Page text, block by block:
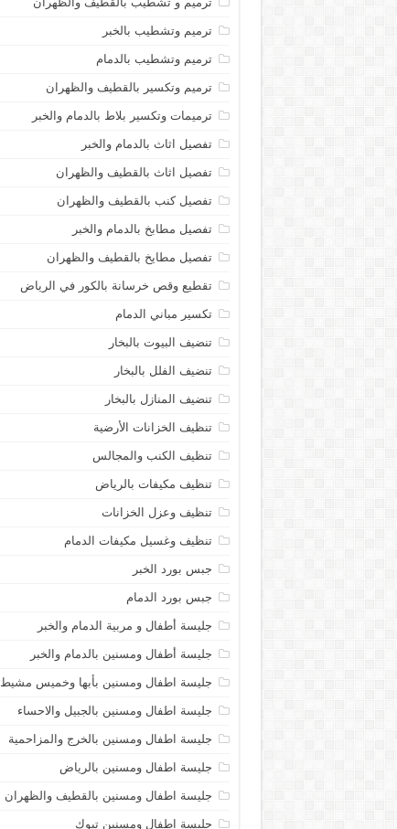
ترميم وتشطيب بالخبر
ترميم وتشطيب بالدمام
ترميم وتكسير بالقطيف والظهران
ترميمات وتكسير بلاط بالدمام والخبر
تفصيل اثاث بالدمام والخبر
تفصيل اثاث بالقطيف والظهران
تفصيل كنب بالقطيف والظهران
تفصيل مطابخ بالدمام والخبر
تفصيل مطايخ بالقطيف والظهران
تقطيع وقص خرسانة بالكور في الرياض
تكسير مباني الدمام
تنضيف البيوت بالبخار
تنضيف الفلل بالبخار
تنضيف المنازل بالبخار
تنظيف الخزانات الأرضية
تنظيف الكنب والمجالس
تنظيف مكيفات بالرياض
تنظيف وعزل الخزانات
تنظيف وغسيل مكيفات الدمام
جبس بورد الخبر
جبس بورد الدمام
جليسة أطفال و مربية الدمام والخبر
جليسة أطفال ومسنين بالدمام والخبر
جليسة اطفال ومسنين بأبها وخميس مشيط
جليسة اطفال ومسنين بالجبيل والاحساء
جليسة اطفال ومسنين بالخرج والمزاحمية
جليسة اطفال ومسنين بالرياض
جليسة اطفال ومسنين بالقطيف والظهران
جليسة اطفال ومسنين تبوك